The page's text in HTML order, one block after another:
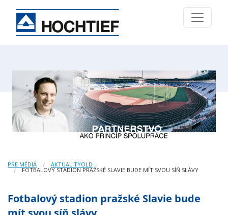
PRE MÉDIÁ AKTUALITYOLD
FOTBALOVÝ STADION PRAŽSKÉ SLAVIE BUDE MÍT SVOU SÍŇ SLÁVY
Fotbalový stadion pražské Slavie bude